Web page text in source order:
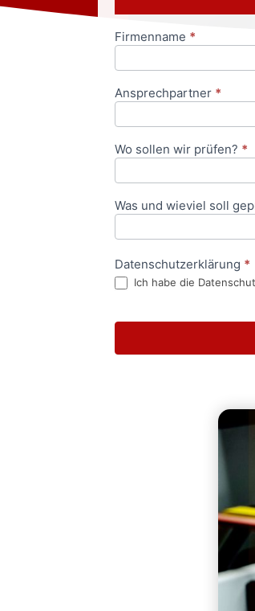
Anfrageformular
Firmenname *
Ansprechpartner *
Wo sollen wir prüfen? *
Was und wieviel soll
Datenschutzerklärung *
Ich habe die